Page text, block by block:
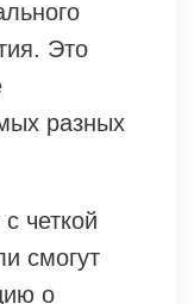
Это
разных
четкой
смогут
о